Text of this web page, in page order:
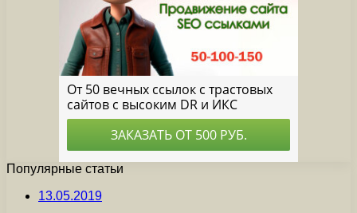
Популярные статьи
13.05.2019